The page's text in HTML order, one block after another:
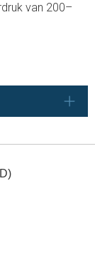
van 200–